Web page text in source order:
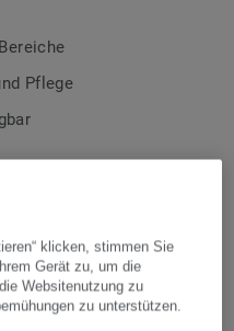
Pflege
34 sehr starke Nutzung
klicken, stimmen Sie
Gerät zu, um die
Websitenutzung zu
zu unterstützen.